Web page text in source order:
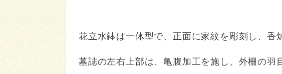
花立水鉢は一体型で、正面に家紋を彫刻し、香
墓誌の左右上部は、亀腹加工を施し、外柵の羽